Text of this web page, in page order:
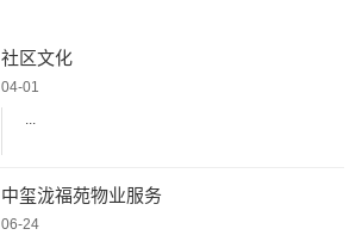
社区文化
04-01
...
中玺泷福苑物业服务
06-24